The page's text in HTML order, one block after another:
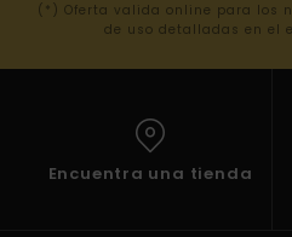
(*) Oferta valida online para los
de uso detalladas en el
Encuentra una tienda